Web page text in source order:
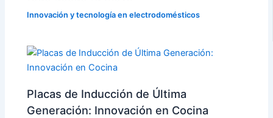
Innovación y tecnología en electrodomésticos
Placas de Inducción de Última
Generación: Innovación en Cocina